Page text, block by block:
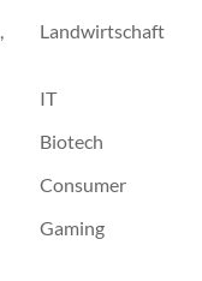
Landwirtschaft
IT
Biotech
Consumer
Gaming